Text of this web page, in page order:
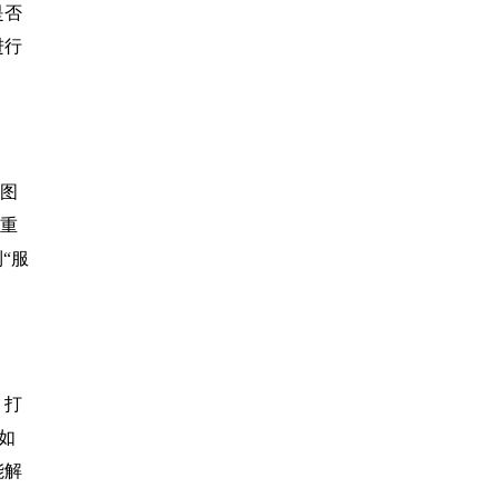
否
行
服
打
解